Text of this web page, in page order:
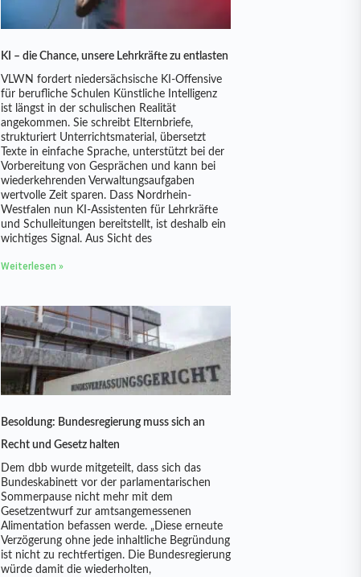
KI – die Chance, unsere Lehrkräfte zu entlasten
VLWN fordert niedersächsische KI-Offensive
für berufliche Schulen Künstliche Intelligenz
ist längst in der schulischen Realität
angekommen. Sie schreibt Elternbriefe,
strukturiert Unterrichtsmaterial, übersetzt
Texte in einfache Sprache, unterstützt bei der
Vorbereitung von Gesprächen und kann bei
wiederkehrenden Verwaltungsaufgaben
wertvolle Zeit sparen. Dass Nordrhein-
Westfalen nun KI-Assistenten für Lehrkräfte
und Schulleitungen bereitstellt, ist deshalb ein
wichtiges Signal. Aus Sicht des
Weiterlesen »
Besoldung: Bundesregierung muss sich an
Recht und Gesetz halten
Dem dbb wurde mitgeteilt, dass sich das
Bundeskabinett vor der parlamentarischen
Sommerpause nicht mehr mit dem
Gesetzentwurf zur amtsangemessenen
Alimentation befassen werde. „Diese erneute
Verzögerung ohne jede inhaltliche Begründung
ist nicht zu rechtfertigen. Die Bundesregierung
würde damit die wiederholten,